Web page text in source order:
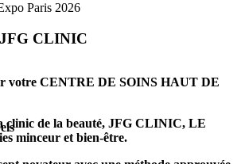
Paris 2026
JFG CLINIC
votre CENTRE DE SOINS HAUT DE
clinic de la beauté, JFG CLINIC, LE
minceur et bien-être.